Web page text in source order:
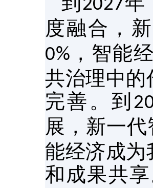
2027
度融合，
0% ，智能
共治理中的
完善。到
展，新一
能经济成为
和成果共